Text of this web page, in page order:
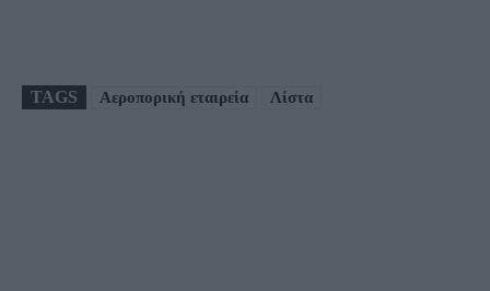
TAGS Αεροπορική εταιρεία Λίστα